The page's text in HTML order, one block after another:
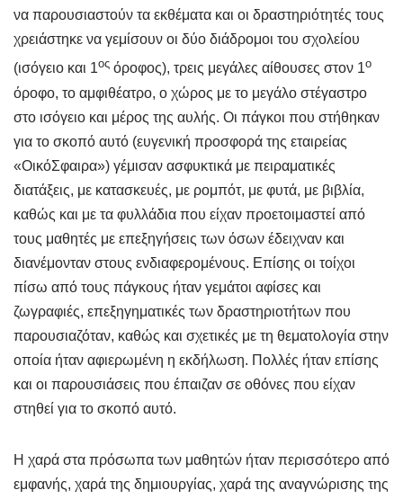
να παρουσιαστούν τα εκθέματα και οι δραστηριότητές τους
χρειάστηκε να γεμίσουν οι δύο διάδρομοι του σχολείου
(ισόγειο και 1ος όροφος), τρεις μεγάλες αίθουσες στον 1ο
όροφο, το αμφιθέατρο, ο χώρος με το μεγάλο στέγαστρο
στο ισόγειο και μέρος της αυλής. Οι πάγκοι που στήθηκαν
για το σκοπό αυτό (ευγενική προσφορά της εταιρείας
«ΟικόΣφαιρα») γέμισαν ασφυκτικά με πειραματικές
διατάξεις, με κατασκευές, με ρομπότ, με φυτά, με βιβλία,
καθώς και με τα φυλλάδια που είχαν προετοιμαστεί από
τους μαθητές με επεξηγήσεις των όσων έδειχναν και
διανέμονταν στους ενδιαφερομένους. Επίσης οι τοίχοι
πίσω από τους πάγκους ήταν γεμάτοι αφίσες και
ζωγραφιές, επεξηγηματικές των δραστηριοτήτων που
παρουσιαζόταν, καθώς και σχετικές με τη θεματολογία στην
οποία ήταν αφιερωμένη η εκδήλωση. Πολλές ήταν επίσης
και οι παρουσιάσεις που έπαιζαν σε οθόνες που είχαν
στηθεί για το σκοπό αυτό.
Η χαρά στα πρόσωπα των μαθητών ήταν περισσότερο από
εμφανής, χαρά της δημιουργίας, χαρά της αναγνώρισης της